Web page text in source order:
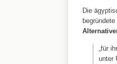
Die
„für
unter